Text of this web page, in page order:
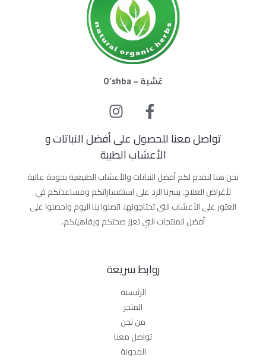
عُشبة – O’shba
تواصل معنا للحصول على أفضل النباتات و
الأعشاب الطبية
نحن هنا لنقدم لكم أفضل النباتات والأعشاب الطبيعية بجودة عالية
لأغراض العلاج. يسرنا الرد على استفساراتكم ومساعدتكم في
العثور على الأعشاب التي تحتاجونها. اتصلوا بنا اليوم واحصلوا على
أفضل المنتجات التي تعزز صحتكم ورفاهيتكم.
روابط سريعة
الرئيسية
المتجر
من نحن
تواصل معنا
المدونة